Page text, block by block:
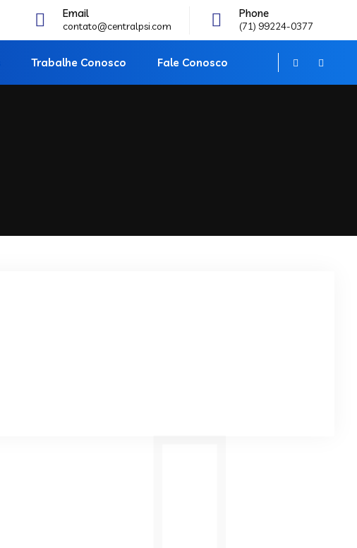
Email
contato@centralpsi.com
Phone
(71) 99224-0377
Trabalhe Conosco Fale Conosco